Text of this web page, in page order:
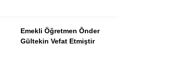
Emekli Öğretmen Ônder
Gültekin Vefat Etmiştir